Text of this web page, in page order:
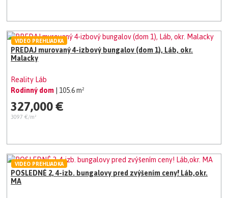
PREDAJ murovaný 4-izbový bungalov (dom 1), Láb, okr.
Malacky
Reality Láb
Rodinný dom
| 105.6 m²
327,000 €
3097 €/m²
VIDEO PREHLIADKA
POSLEDNÉ 2, 4-izb. bungalovy pred zvýšením ceny! Láb,okr.
MA
VIDEO PREHLIADKA